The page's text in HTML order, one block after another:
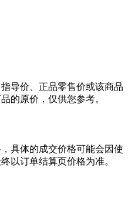
导价、正品零售价或该商品
的原价，仅供您参考。
具体的成交价格可能会因使
以订单结算页价格为准。